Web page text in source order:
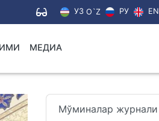
УЗ O`Z РУ EN
МЕДИА
Мўминалар журнали